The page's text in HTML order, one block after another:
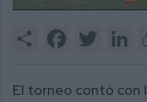
1
Share FacebookTwitter
El torneo contó con